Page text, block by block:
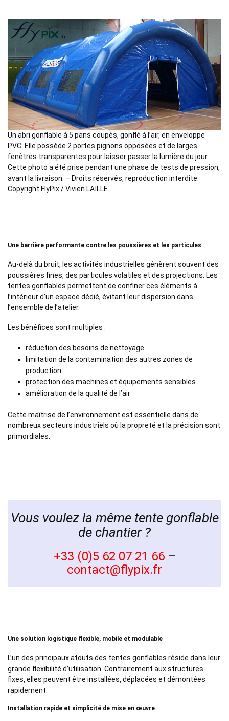
Un abri gonflable à 5 pans coupés, gonflé à l’air, en enveloppe
PVC. Elle possède 2 portes pignons opposées et de larges
fenêtres transparentes pour laisser passer la lumière du jour.
Cette photo a été prise pendant une phase de tests de pression,
avant la livraison. – Droits réservés, reproduction interdite.
Copyright FlyPix / Vivien LAÏLLE.
Une barrière performante contre les poussières et les particules
Au-delà du bruit, les activités industrielles génèrent souvent des
poussières fines, des particules volatiles et des projections. Les
tentes gonflables permettent de confiner ces éléments à
l’intérieur d’un espace dédié, évitant leur dispersion dans
l’ensemble de l’atelier.
Les bénéfices sont multiples :
réduction des besoins de nettoyage
limitation de la contamination des autres zones de
production
protection des machines et équipements sensibles
amélioration de la qualité de l’air
Cette maîtrise de l’environnement est essentielle dans de
nombreux secteurs industriels où la propreté et la précision sont
primordiales.
Vous voulez la même tente gonflable
de chantier ?
+33 (0)5 62 07 21 66–
contact@flypix.fr
Une solution logistique flexible, mobile et modulable
L’un des principaux atouts des tentes gonflables réside dans leur
grande flexibilité d’utilisation. Contrairement aux structures
fixes, elles peuvent être installées, déplacées et démontées
rapidement.
Installation rapide et simplicité de mise en œuvre